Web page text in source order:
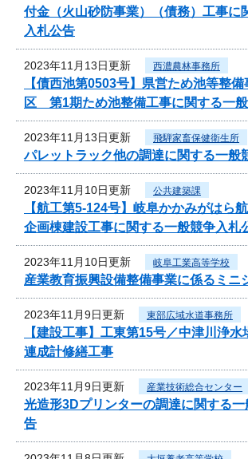
付金（火山砂防事業）（債務）工事に
入札公告
2023年11月13日更新 西濃農林事務所
【債西池第0503号】県営ため池等整
区 第1期ため池整備工事に関する一
2023年11月13日更新 飛騨家畜保健衛生所
パレットラック他の調達に関する一般
2023年11月10日更新 公共建築課
【航工第5-124号】岐阜かかみがはら
企画棟建設工事に関する一般競争入札
2023年11月10日更新 岐阜工業高等学校
産業教育振興設備整備事業に係るミニ
2023年11月9日更新 東部広域水道事務所
【建設工事】工東第15号／中津川浄
連成計修繕工事
2023年11月9日更新 産業技術総合センター
光造形3Dプリンターの調達に関する
告